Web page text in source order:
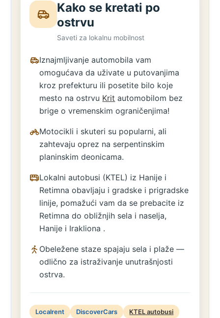
Kako se kretati po
ostrvu
Saveti za lokalnu mobilnost
Iznajmljivanje automobila vam
omogućava da uživate u putovanjima
kroz prefekturu ili posetite bilo koje
mesto na ostrvu Krit automobilom bez
brige o vremenskim ograničenjima!
Motocikli i skuteri su popularni, ali
zahtevaju oprez na serpentinskim
planinskim deonicama.
Lokalni autobusi (KTEL) iz Hanije i
Retimna obavljaju i gradske i prigradske
linije, pomažući vam da se prebacite iz
Retimna do obližnjih sela i naselja,
Hanije i Irakliona .
Obeležene staze spajaju sela i plaže —
odlično za istraživanje unutrašnjosti
ostrva.
Localrent DiscoverCars
KTEL autobusi